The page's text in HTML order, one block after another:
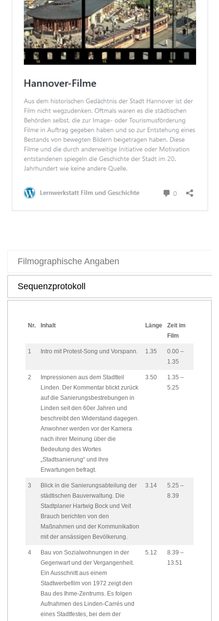
Filmographische Angaben
Sequenzprotokoll
Nr. Inhalt Länge
Zeit im
Film
1 Intro mit Protest-Song und Vorspann. 1.35
0.00 –
1.35
2
Impressionen aus dem Stadtteil
Linden. Der Kommentar blickt zurück
auf die Sanierungsbestrebungen in
Linden seit den 60er Jahren und
beschreibt den Widerstand dagegen.
Anwohner werden vor der Kamera
nach ihrer Meinung über die
Bedeutung des Wortes
„Stadtsanierung“ und ihre
Erwartungen befragt.
3.50
1.35 –
5.25
3
Blick in die Sanierungsabteilung der
städtischen Bauverwaltung. Die
Stadtplaner Hartwig Bock und Veit
Brauch berichten von den
Maßnahmen und der Kommunikation
mit der ansässigen Bevölkerung.
3.14
5.25 –
8.39
4
Bau von Sozialwohnungen in der
Gegenwart und der Vergangenheit.
Ein Ausschnitt aus einem
Stadtwerbefilm von 1972 zeigt den
Bau des Ihme-Zentrums. Es folgen
Aufnahmen des Linden-Carrés und
eines Stadtfestes, bei dem der
5.12
8.39 –
13.51